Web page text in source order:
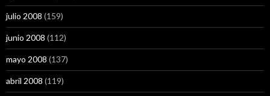
julio 2008 (159)
junio 2008 (112)
mayo 2008 (137)
abril 2008 (119)